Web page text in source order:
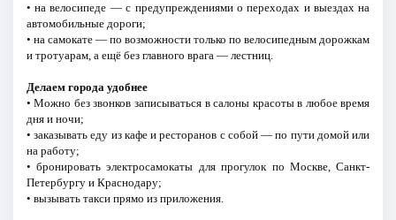
• на велосипеде — с предупреждениями о переходах и выездах на
автомобильные дороги;
• на самокате — по возможности только по велосипедным дорожкам
и тротуарам, а ещё без главного врага — лестниц.
Делаем города удобнее
• Можно без звонков записываться в салоны красоты в любое время
дня и ночи;
• заказывать еду из кафе и ресторанов с собой — по пути домой или
на работу;
• бронировать электросамокаты для прогулок по Москве, Санкт-
Петербургу и Краснодару;
• вызывать такси прямо из приложения.